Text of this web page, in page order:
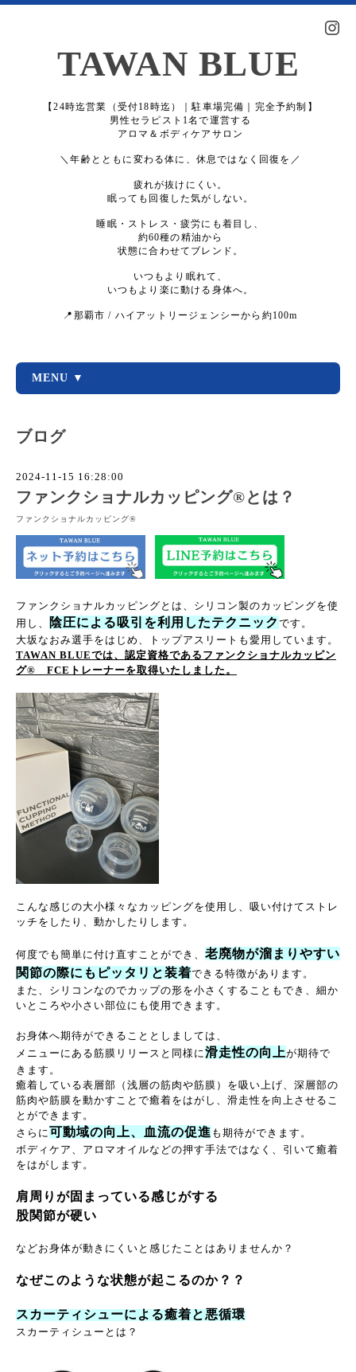
TAWAN BLUE
【24時迄営業（受付18時迄）｜駐車場完備｜完全予約制】
男性セラピスト1名で運営する
アロマ＆ボディケアサロン
＼年齢とともに変わる体に、休息ではなく回復を／
疲れが抜けにくい。
眠っても回復した気がしない。
睡眠・ストレス・疲労にも着目し、
約60種の精油から
状態に合わせてブレンド。
いつもより眠れて、
いつもより楽に動ける身体へ。
📍那覇市 / ハイアットリージェンシーから約100m
MENU ▼
ブログ
2024-11-15 16:28:00
ファンクショナルカッピング®︎とは？
ファンクショナルカッピング®️
ファンクショナルカッピングとは、シリコン製のカッピングを使
用し、
陰圧による吸引を利用したテクニック です。
大坂なおみ選手をはじめ、トップアスリートも愛用しています。
TAWAN BLUEでは、認定資格であるファンクショナルカッピン
グ®︎ FCEトレーナーを取得いたしました。
こんな感じの大小様々なカッピングを使用し、吸い付けてストレ
ッチをしたり、動かしたりします。
何度でも簡単に付け直すことができ、 老廃物が溜まりやすい
関節の際にもピッタリと装着できる特徴があります。
また、シリコンなのでカップの形を小さくすることもでき、細か
いところや小さい部位にも使用できます。
お身体へ期待ができることとしましては、
メニューにある筋膜リリースと同様に滑走性の向上が期待で
きます。
癒着している表層部（浅層の筋肉や筋膜）を吸い上げ、深層部の
筋肉や筋膜を動かすことで癒着をはがし、滑走性を向上させるこ
とができます。
さらに可動域の向上、血流の促進 も期待ができます。
ボディケア、アロマオイルなどの押す手法ではなく、引いて癒着
をはがします。
肩周りが固まっている感じがする
股関節が硬い
などお身体が動きにくいと感じたことはありませんか？
なぜこのような状態が起こるのか？？
スカーティシューによる癒着と悪循環
スカーティシューとは？